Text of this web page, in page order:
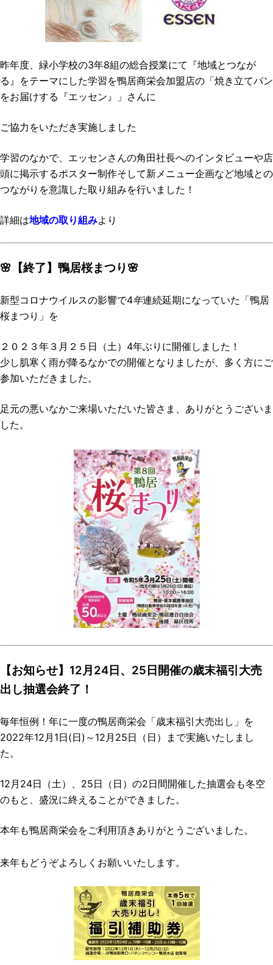
昨年度、緑小学校の3年8組の総合授業にて『地域とつなが
る』をテーマにした学習を鴨居商栄会加盟店の「焼き立てパン
をお届けする『エッセン』」さんに
ご協力をいただき実施しました
学習のなかで、エッセンさんの角田社長へのインタビューや店
頭に掲示するポスター制作そして新メニュー企画など地域との
つながりを意識した取り組みを行いました！
詳細は地域の取り組みより
🌸【終了】鴨居桜まつり🌸
新型コロナウイルスの影響で4年連続延期になっていた「鴨居
桜まつり」を
２０２３年３月２５日（土）4年ぶりに開催しました！
少し肌寒く雨が降るなかでの開催となりましたが、多く方にご
参加いただきました。
足元の悪いなかご来場いただいた皆さま、ありがとうございま
した。
【お知らせ】12月24日、25日開催の歳末福引大売
出し抽選会終了！
毎年恒例！年に一度の鴨居商栄会「歳末福引大売出し」を
2022年12月1日(日)～12月25日（日）まで実施いたしまし
た。
12月24日（土）、25日（日）の2日間開催した抽選会も冬空
のもと、盛況に終えることができました。
本年も鴨居商栄会をご利用頂きありがとうございました。
来年もどうぞよろしくお願いいたします。